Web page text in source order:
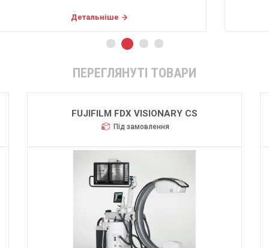
Детальніше
ПЕРЕГЛЯНУТІ ТОВАРИ
FUJIFILM FDX VISIONARY CS
Під замовлення